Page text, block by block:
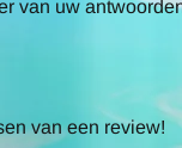
van uw
van een review!